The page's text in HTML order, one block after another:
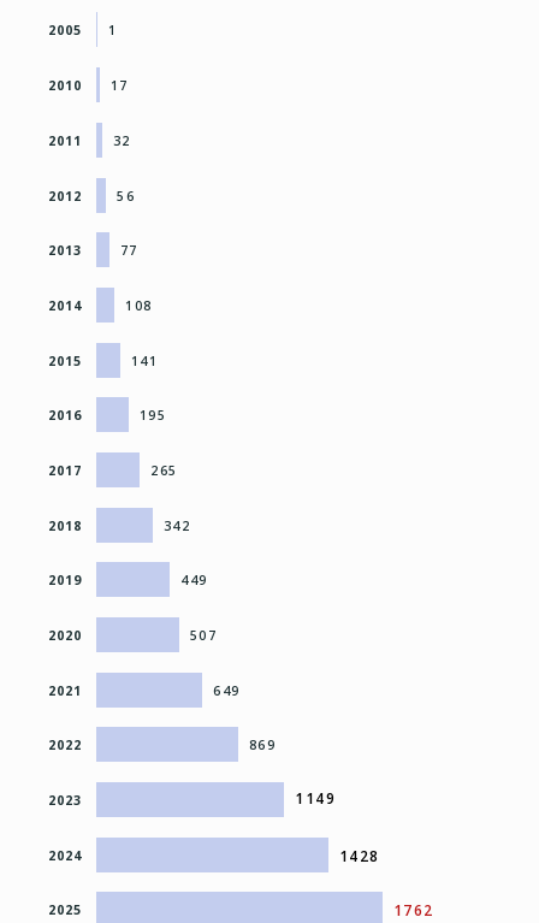
1
2005
17
2010
32
2011
56
2012
77
2013
108
2014
141
2015
195
2016
265
2017
342
2018
449
2019
507
2020
649
2021
869
2022
1149
2023
1428
2024
1762
2025